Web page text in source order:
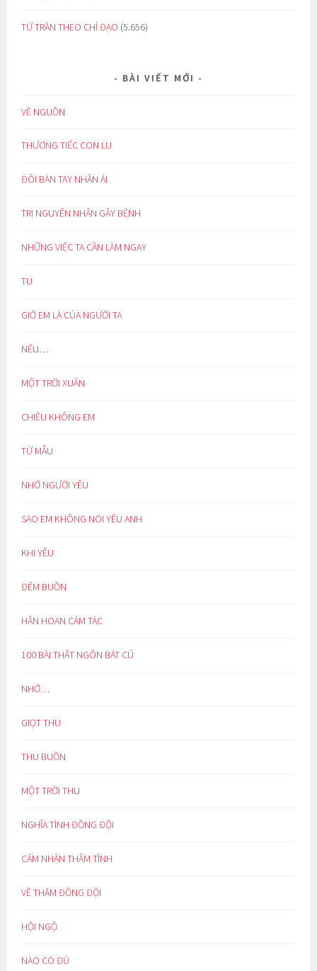
TỪ TRẦN THEO CHỈ ĐẠO (5.656)
BÀI VIẾT MỚI
VỀ NGUỒN
THƯƠNG TIẾC CON LU
ĐÔI BÀN TAY NHÂN ÁI
TRỊ NGUYÊN NHÂN GÂY BỆNH
NHỮNG VIỆC TA CẦN LÀM NGAY
TU
GIỜ EM LÀ CỦA NGƯỜI TA
NẾU…
MỘT TRỜI XUÂN
CHIỀU KHÔNG EM
TỪ MẪU
NHỚ NGƯỜI YÊU
SAO EM KHÔNG NÓI YÊU ANH
KHI YÊU
ĐÊM BUỒN
HÂN HOAN CẢM TÁC
100 BÀI THẤT NGÔN BÁT CÚ
NHỚ…
GIỌT THU
THU BUỒN
MỘT TRỜI THU
NGHĨA TÌNH ĐỒNG ĐỘI
CẢM NHẬN THÂM TÌNH
VỀ THĂM ĐỒNG ĐỘI
HỘI NGỘ
NÀO CÓ ĐỦ